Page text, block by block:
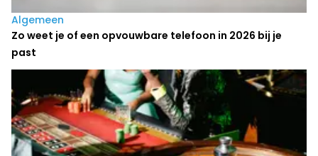
Algemeen
Zo weet je of een opvouwbare telefoon in 2026 bij je
past